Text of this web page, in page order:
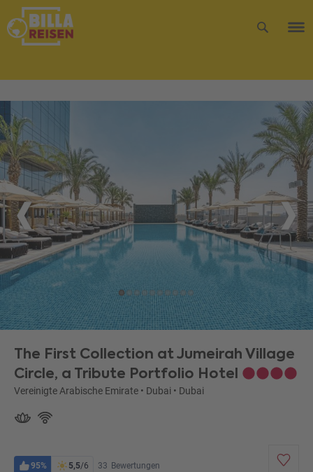
The First Collection at Jumeirah Village
Circle, a Tribute Portfolio Hotel
Vereinigte Arabische Emirate • Dubai • Dubai
95% 5,5/6 33 Bewertungen